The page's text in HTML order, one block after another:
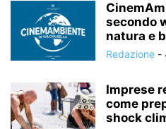
secondo
natura e
Redazione -
Imprese
come
shock